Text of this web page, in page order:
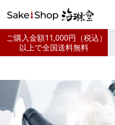
ご購入金額11,000円 （税込）
以上で全国送料無料